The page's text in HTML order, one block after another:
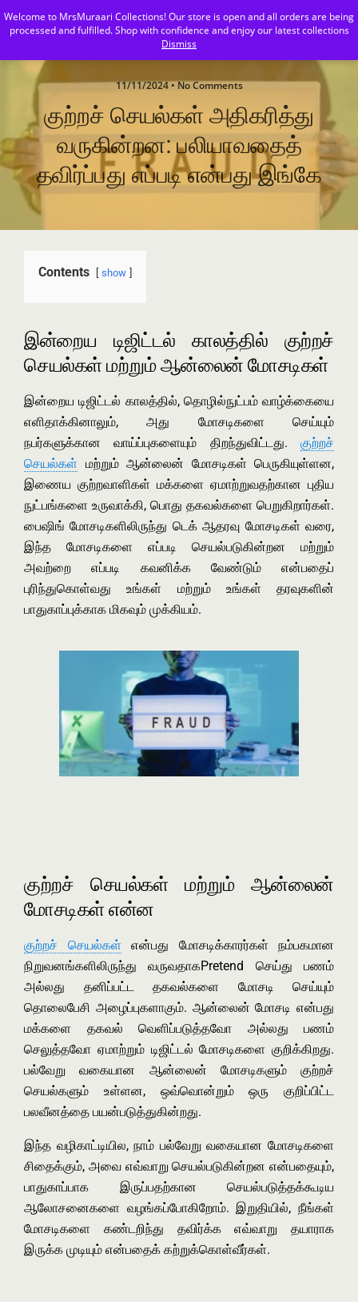
MrsMuraari
11/11/2024 • No Comments
குற்றச் செயல்கள் அதிகரித்து
வருகின்றன: பலியாவதைத்
தவிர்ப்பது எப்படி என்பது இங்கே
Contents show
இன்றைய டிஜிட்டல் காலத்தில் குற்றச்
செயல்கள் மற்றும் ஆன்லைன் மோசடிகள்
இன்றைய டிஜிட்டல் காலத்தில், தொழில்நுட்பம் வாழ்க்கையை
எளிதாக்கினாலும், அது மோசடிகளை செய்யும்
நபர்களுக்கான வாய்ப்புகளையும் திறந்துவிட்டது. குற்றச்
செயல்கள் மற்றும் ஆன்லைன் மோசடிகள் பெருகியுள்ளன,
இணைய குற்றவாளிகள் மக்களை ஏமாற்றுவதற்கான புதிய
நுட்பங்களை உருவாக்கி, பொது தகவல்களை பெறுகிறார்கள்.
பைஷிங் மோசடிகளிலிருந்து டெக் ஆதரவு மோசடிகள் வரை,
இந்த மோசடிகளை எப்படி செயல்படுகின்றன மற்றும்
அவற்றை எப்படி கவனிக்க வேண்டும் என்பதைப்
புரிந்துகொள்வது உங்கள் மற்றும் உங்கள் தரவுகளின்
பாதுகாப்புக்காக மிகவும் முக்கியம்.
குற்றச் செயல்கள் மற்றும் ஆன்லைன்
மோசடிகள் என்ன
குற்றச் செயல்கள் என்பது மோசடிக்காரர்கள் நம்பகமான
நிறுவனங்களிலிருந்து வருவதாகPretend செய்து பணம்
அல்லது தனிப்பட்ட தகவல்களை மோசடி செய்யும்
தொலைபேசி அழைப்புகளாகும். ஆன்லைன் மோசடி என்பது
மக்களை தகவல் வெளிப்படுத்தவோ அல்லது பணம்
செலுத்தவோ ஏமாற்றும் டிஜிட்டல் மோசடிகளை குறிக்கிறது.
பல்வேறு வகையான ஆன்லைன் மோசடிகளும் குற்றச்
செயல்களும் உள்ளன, ஒவ்வொன்றும் ஒரு குறிப்பிட்ட
பலவீனத்தை பயன்படுத்துகின்றது.
இந்த வழிகாட்டியில, நாம் பல்வேறு வகையான மோசடிகளை
சிதைக்கும், அவை எவ்வாறு செயல்படுகின்றன என்பதையும்,
பாதுகாப்பாக இருப்பதற்கான செயல்படுத்தக்கூடிய
ஆலோசனைகளை வழங்கப்போகிறோம். இறுதியில், நீங்கள்
மோசடிகளை கண்டறிந்து தவிர்க்க எவ்வாறு தயாராக
இருக்க முடியும் என்பதைக் கற்றுக்கொள்வீர்கள்.
Welcome to MrsMuraari Collections! Our store is open and all orders are being
processed and fulfilled. Shop with confidence and enjoy our latest collections
Dismiss